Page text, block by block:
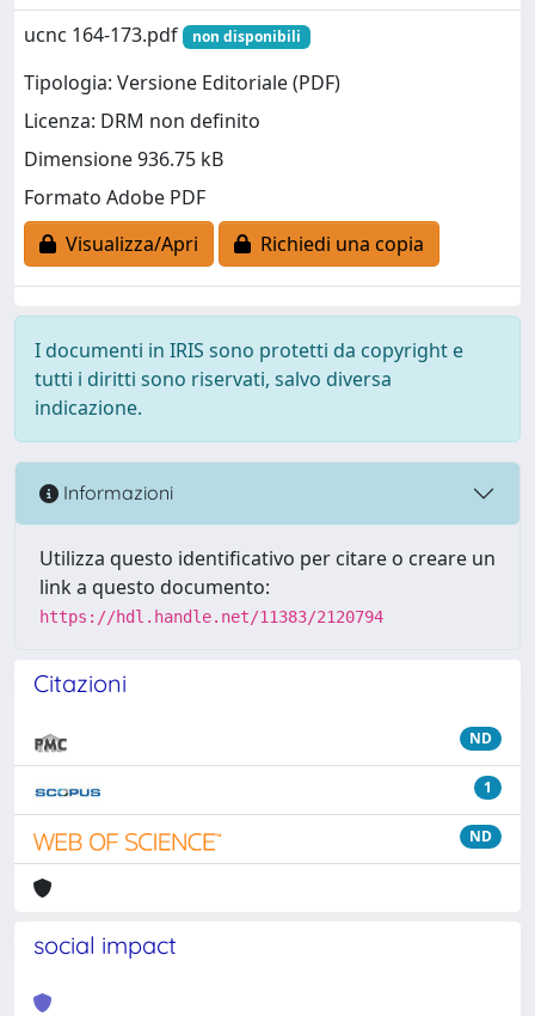
ucnc 164-173.pdf
non disponibili
Tipologia: Versione Editoriale (PDF)
Licenza: DRM non definito
Dimensione 936.75 kB
Formato Adobe PDF
Visualizza/Apri
Richiedi una copia
I documenti in IRIS sono protetti da copyright e
tutti i diritti sono riservati, salvo diversa
indicazione.
Informazioni
Utilizza questo identificativo per citare o creare un
link a questo documento:
https://hdl.handle.net/11383/2120794
Citazioni
ND
1
ND
social impact